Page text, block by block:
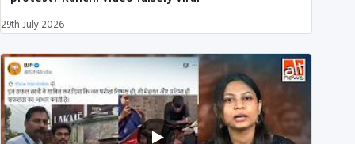
29th July 2026